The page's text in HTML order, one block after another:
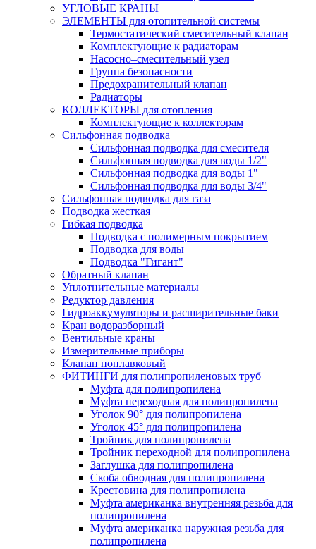
УГЛОВЫЕ КРАНЫ
ЭЛЕМЕНТЫ для отопительной системы
Термостатический смесительный клапан
Комплектующие к радиаторам
Насосно–смесительный узел
Группа безопасности
Предохранительный клапан
Радиаторы
КОЛЛЕКТОРЫ для отопления
Комплектующие к коллекторам
Сильфонная подводка
Сильфонная подводка для смесителя
Сильфонная подводка для воды 1/2"
Сильфонная подводка для воды 1"
Сильфонная подводка для воды 3/4"
Cильфонная подводка для газа
Подводка жесткая
Гибкая подводка
Подводка с полимерным покрытием
Подводка для воды
Подводка "Гигант"
Обратный клапан
Уплотнительные материалы
Редуктор давления
Гидроаккумуляторы и расширительные баки
Кран водоразборный
Вентильные краны
Измерительные приборы
Клапан поплавковый
ФИТИНГИ для полипропиленовых труб
Муфта для полипропилена
Муфта переходная для полипропилена
Уголок 90° для полипропилена
Уголок 45° для полипропилена
Тройник для полипропилена
Тройник переходной для полипропилена
Заглушка для полипропилена
Скоба обводная для полипропилена
Крестовина для полипропилена
Муфта американка внутренняя резьба для
полипропилена
Муфта американка наружная резьба для
полипропилена